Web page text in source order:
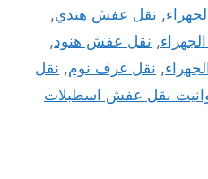
, نقل عفش هندي,
, نقل عفش هنود,
, نقل غرف نوم, نقل
نقل عفش اسطبلات